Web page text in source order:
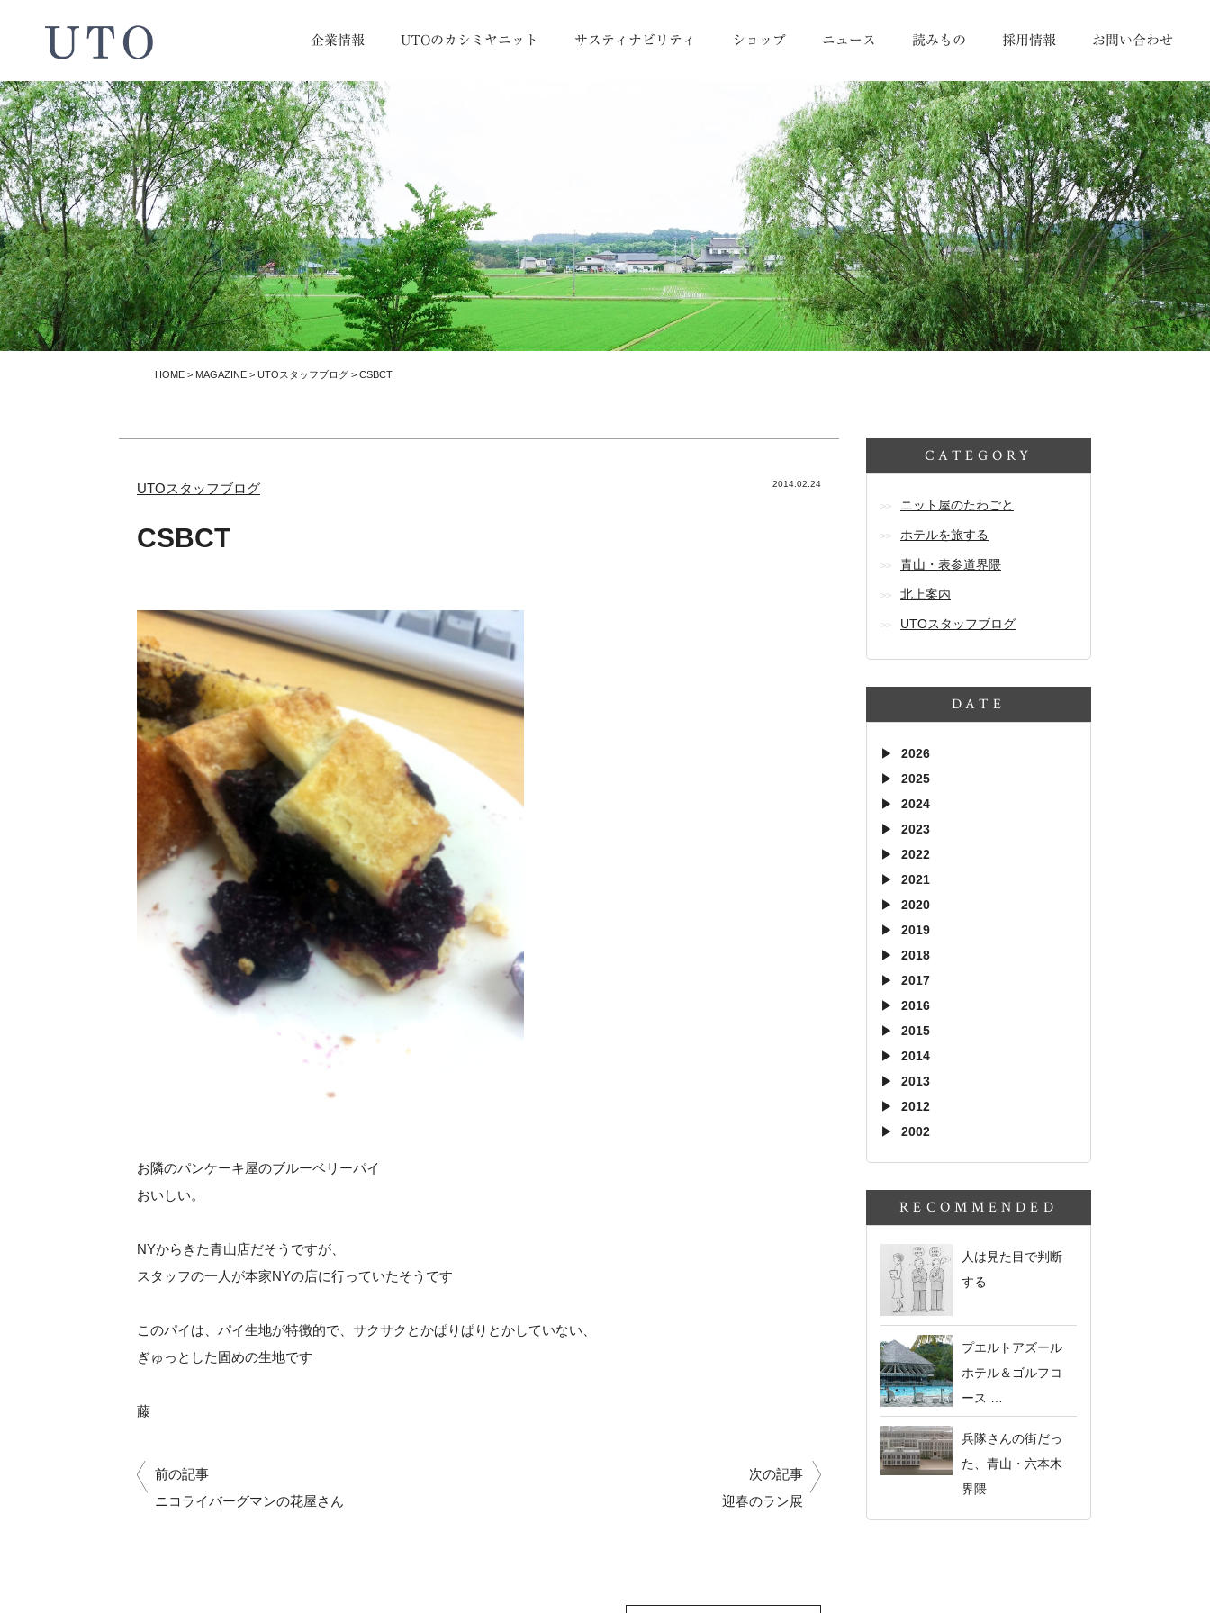
企業情報 UTOのカシミヤニット サスティナビリティ ショップ ニュース 読みもの 採用情報 お問い合わせ
HOME > MAGAZINE > UTOスタッフブログ > CSBCT
2014.02.24
UTOスタッフブログ
CSBCT
お隣のパンケーキ屋のブルーベリーパイ
おいしい。
NYからきた青山店だそうですが、
スタッフの一人が本家NYの店に行っていたそうです
このパイは、パイ生地が特徴的で、サクサクとかぱりぱりとかしていない、
ぎゅっとした固めの生地です
藤
前の記事
ニコライバーグマンの花屋さん
次の記事
迎春のラン展
CATEGORY
ニット屋のたわごと
ホテルを旅する
青山・表参道界隈
北上案内
UTOスタッフブログ
DATE
2026
2025
2024
2023
2022
2021
2020
2019
2018
2017
2016
2015
2014
2013
2012
2002
RECOMMENDED
人は見た目で判断
する
プエルトアズール
ホテル＆ゴルフコ
ース …
兵隊さんの街だっ
た、青山・六本木
界隈